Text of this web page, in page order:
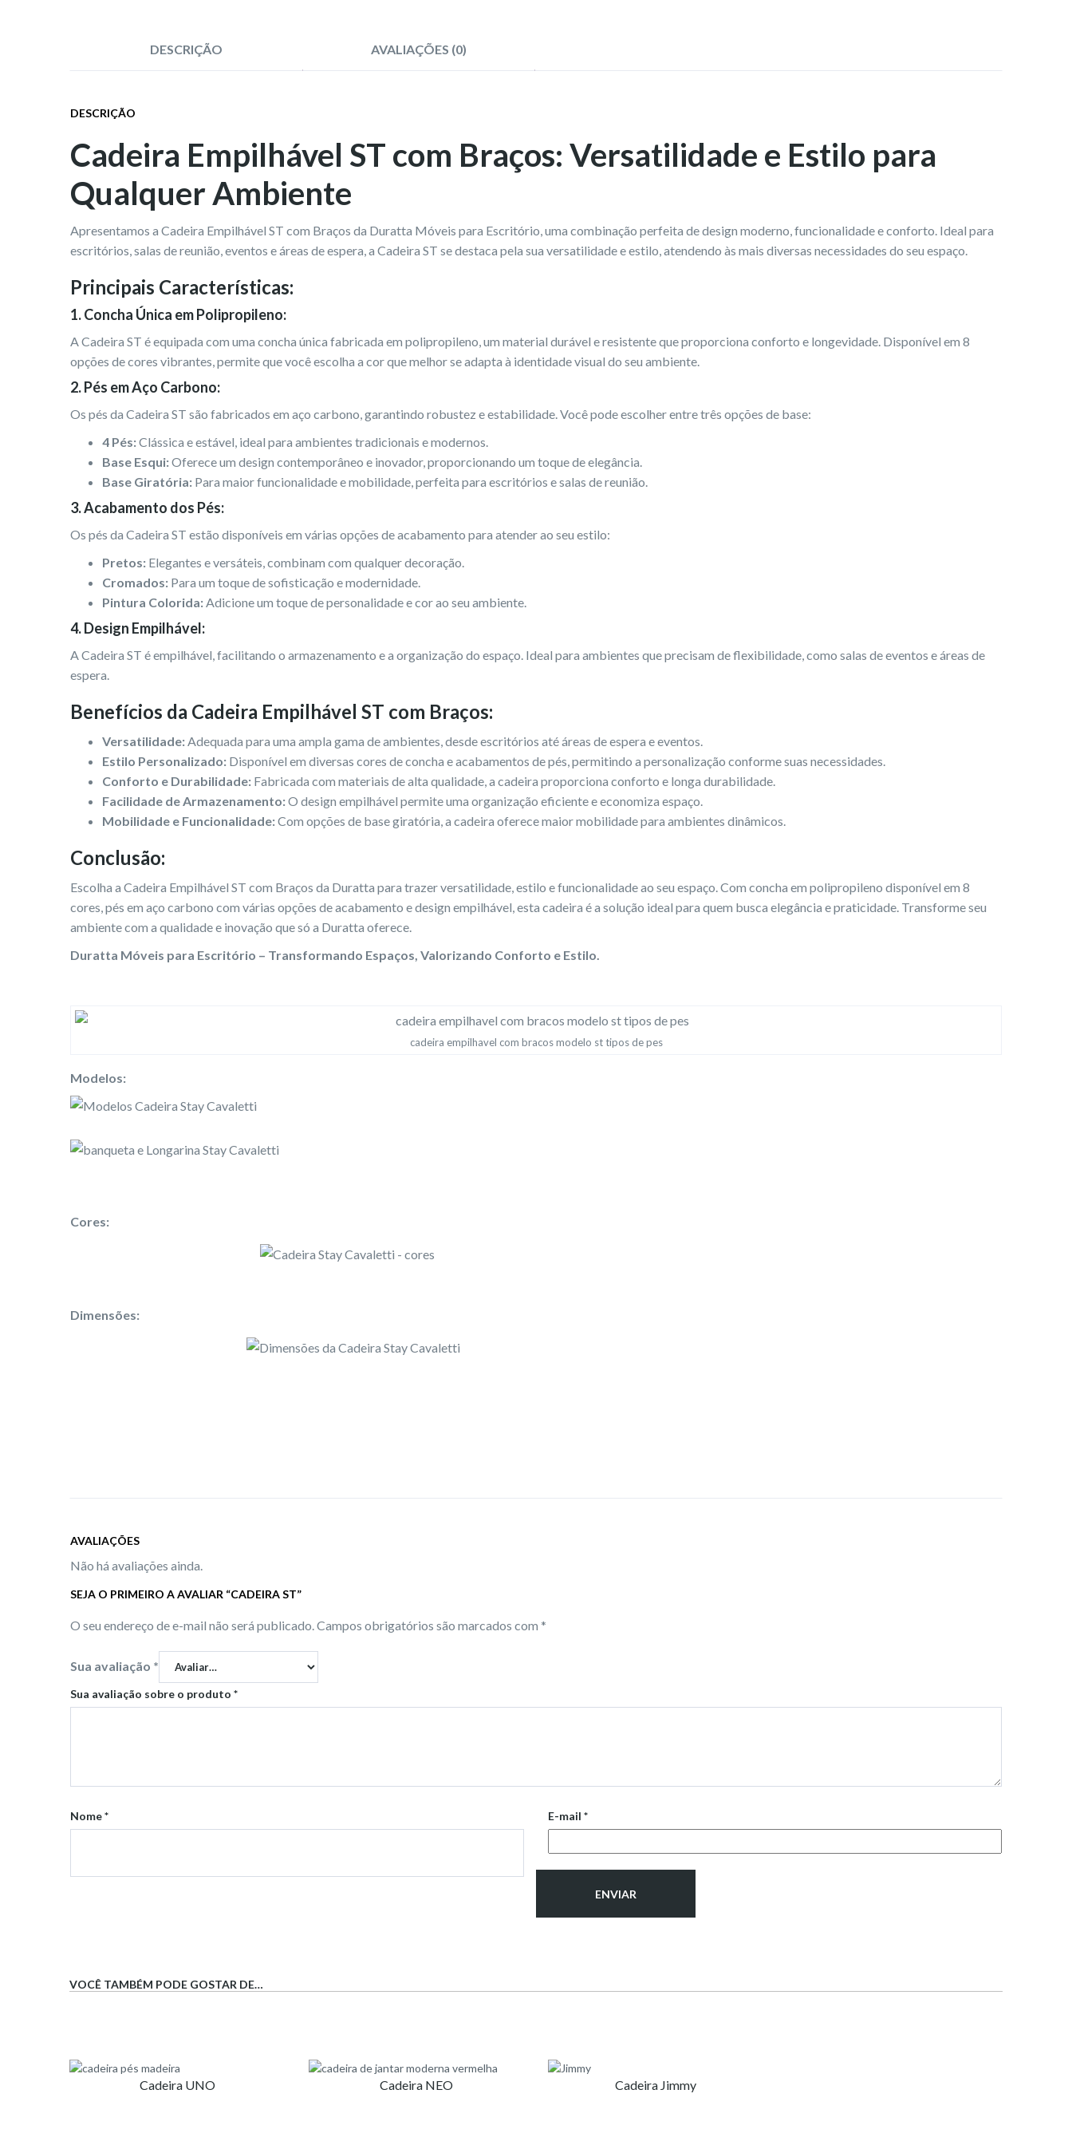
DESCRIÇÃO AVALIAÇÕES (0)
DESCRIÇÃO
Cadeira Empilhável ST com Braços: Versatilidade e Estilo para
Qualquer Ambiente
Apresentamos a Cadeira Empilhável ST com Braços da Duratta Móveis para Escritório, uma combinação perfeita de design moderno, funcionalidade e conforto. Ideal para
escritórios, salas de reunião, eventos e áreas de espera, a Cadeira ST se destaca pela sua versatilidade e estilo, atendendo às mais diversas necessidades do seu espaço.
Principais Características:
1.Concha Única em Polipropileno:
A Cadeira ST é equipada com uma concha única fabricada em polipropileno, um material durável e resistente que proporciona conforto e longevidade. Disponível em 8
opções de cores vibrantes, permite que você escolha a cor que melhor se adapta à identidade visual do seu ambiente.
2.Pés em Aço Carbono:
Os pés da Cadeira ST são fabricados em aço carbono, garantindo robustez e estabilidade. Você pode escolher entre três opções de base:
4 Pés:Clássica e estável, ideal para ambientes tradicionais e modernos.
Base Esqui:Oferece um design contemporâneo e inovador, proporcionando um toque de elegância.
Base Giratória: Para maior funcionalidade e mobilidade, perfeita para escritórios e salas de reunião.
3.Acabamento dos Pés:
Os pés da Cadeira ST estão disponíveis em várias opções de acabamento para atender ao seu estilo:
Pretos: Elegantes e versáteis, combinam com qualquer decoração.
Cromados: Para um toque de sofisticação e modernidade.
Pintura Colorida:Adicione um toque de personalidade e cor ao seu ambiente.
4.Design Empilhável:
A Cadeira ST é empilhável, facilitando o armazenamento e a organização do espaço. Ideal para ambientes que precisam de flexibilidade, como salas de eventos e áreas de
espera.
Benefícios da Cadeira Empilhável ST com Braços:
Versatilidade:Adequada para uma ampla gama de ambientes, desde escritórios até áreas de espera e eventos.
Estilo Personalizado: Disponível em diversas cores de concha e acabamentos de pés, permitindo a personalização conforme suas necessidades.
Conforto e Durabilidade: Fabricada com materiais de alta qualidade, a cadeira proporciona conforto e longa durabilidade.
Facilidade de Armazenamento:O design empilhável permite uma organização eficiente e economiza espaço.
Mobilidade e Funcionalidade:Com opções de base giratória, a cadeira oferece maior mobilidade para ambientes dinâmicos.
Conclusão:
Escolha a Cadeira Empilhável ST com Braços da Duratta para trazer versatilidade, estilo e funcionalidade ao seu espaço. Com concha em polipropileno disponível em 8
cores, pés em aço carbono com várias opções de acabamento e design empilhável, esta cadeira é a solução ideal para quem busca elegância e praticidade. Transforme seu
ambiente com a qualidade e inovação que só a Duratta oferece.
Duratta Móveis para Escritório – Transformando Espaços, Valorizando Conforto e Estilo.
cadeira empilhavel com bracos modelo st tipos de pes
Modelos:
Cores:
Dimensões:
AVALIAÇÕES
Não há avaliações ainda.
SEJA O PRIMEIRO A AVALIAR “CADEIRA ST”
O seu endereço de e-mail não será publicado.Campos obrigatórios são marcados com *
Sua avaliação *
Sua avaliação sobre o produto *
Nome* E-mail *
VOCÊ TAMBÉM PODE GOSTAR DE…
Cadeira UNO Cadeira NEO Cadeira Jimmy